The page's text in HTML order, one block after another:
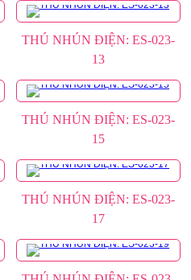
THÚ NHÚN ĐIỆN: ES-023-
13
THÚ NHÚN ĐIỆN: ES-023-
15
THÚ NHÚN ĐIỆN: ES-023-
17